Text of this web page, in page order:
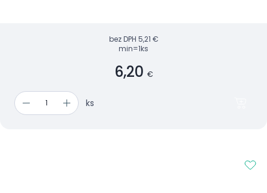
bez DPH 5,21 €
min=1ks
6,20 €
ks